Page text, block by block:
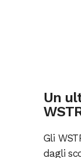
Un
Gli
dagli